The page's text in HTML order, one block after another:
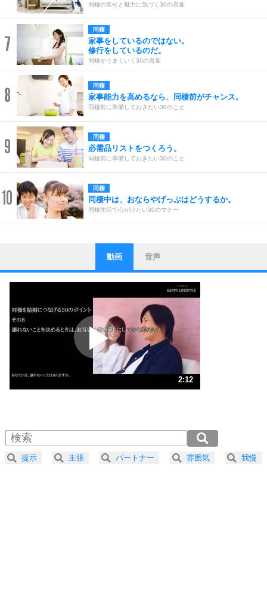
同棲の幸せと魅力に気づく30の言葉
7
同棲
家事をしているのではない。
修行をしているのだ。
同棲がうまくいく30の言葉
8 同棲
家事能力を高めるなら、同棲前がチャンス。
同棲前に準備しておきたい30のこと
9 同棲
必需品リストをつくろう。
同棲前に準備しておきたい30のこと
10 同棲
同棲中は、おならやげっぷはどうするか。
同棲生活で心がけたい30のマナー
1
ストレス対策
他人と比べない。
いっそのこと、他人を見ない。
いらいらしない人になる30の方法
プラス思考
ポジティブになれない原因は、行動しないから。
ポジティブ思考になる30の方法
ストレス対策
人生、なんとかなるもの。
気楽に生きる30の方法
4 器の大きい人は、怒りを優しさで表現する。
プラス思考
動画 音声
2:12
2.0倍速 （260KB 1分6秒）
2.5倍速 （208KB 53秒）
3.0倍速 （174KB 44秒）
提示 主張 パートナー 雰囲気 我慢